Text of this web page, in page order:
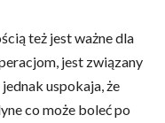
też jest ważne dla
jest związany
uspokaja, że
co może boleć po